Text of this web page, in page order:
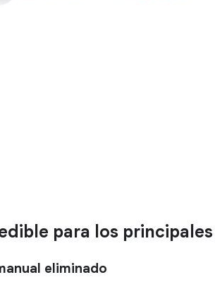
para los
eliminado